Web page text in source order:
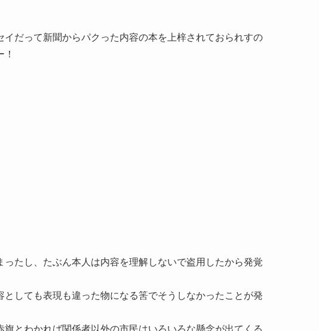
だって新聞からパクった内容の本を上梓されておられすの
たし、たぶん本人は内容を理解しないで盗用したから発覚
しても表現も違った物になる筈でそうしなかったことが発